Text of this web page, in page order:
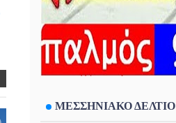
ΜΕΣΣΗΝΙΑΚΟ ΔΕΛΤΙΟ